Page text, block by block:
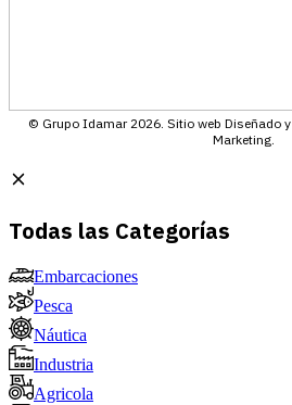
© Grupo Idamar 2026. Sitio web Diseñado
Marketing.
Todas las Categorías
Embarcaciones
Pesca
Náutica
Industria
Agricola